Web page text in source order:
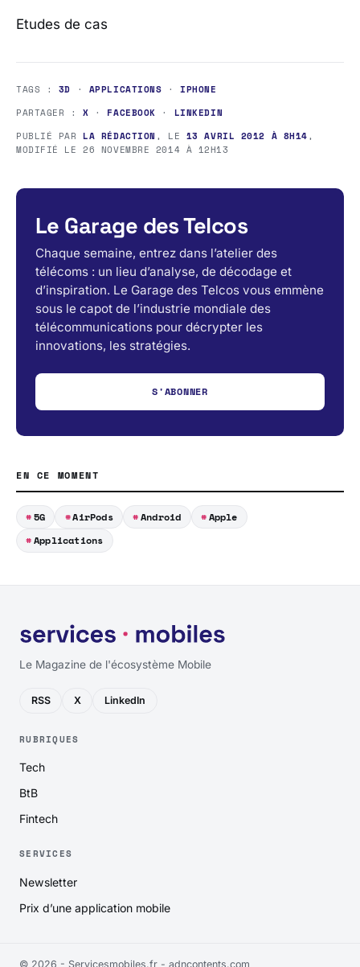
Etudes de cas
TAGS : 3D · APPLICATIONS ·IPHONE
PARTAGER :X · FACEBOOK · LINKEDIN
PUBLIÉ PAR LA RÉDACTION , LE 13 AVRIL 2012 À 8H14,
MODIFIÉ LE26 NOVEMBRE 2014 À 12H13
Le Garage des Telcos
Chaque semaine, entrez dans l’atelier des
télécoms : un lieu d’analyse, de décodage et
d’inspiration. Le Garage des Telcos vous emmène
sous le capot de l’industrie mondiale des
télécommunications pour décrypter les
innovations, les stratégies.
S'ABONNER
EN CE MOMENT
5G AirPods Android
Apple
Applications
Le Magazine de l'écosystème Mobile
RSS X LinkedIn
RUBRIQUES
Tech
BtB
Fintech
SERVICES
Newsletter
Prix d’une application mobile
© 2026 - Servicesmobiles.fr - adncontents.com